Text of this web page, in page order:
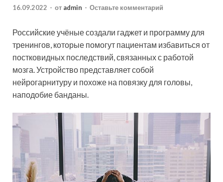
16.09.2022 - от admin - Оставьте комментарий
Российские учёные создали гаджет и программу для
тренингов, которые помогут пациентам избавиться от
постковидных последствий, связанных с работой
мозга. Устройство представляет собой
нейрогарнитуру и похоже на повязку для головы,
наподобие банданы.